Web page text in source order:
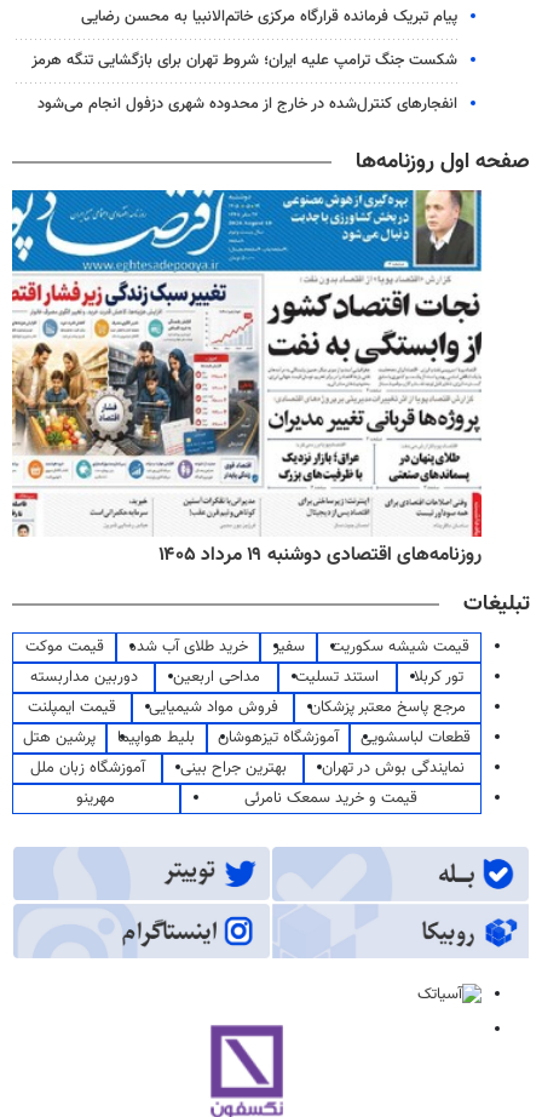
پیام تبریک فرمانده قرارگاه مرکزی خاتم‌الانبیا به محسن رضایی
شکست جنگ ترامپ علیه ایران؛ شروط تهران برای بازگشایی تنگه هرمز
انفجارهای کنترل‌شده در خارج از محدوده شهری دزفول انجام می‌شود
صفحه اول روزنامه‌ها
روزنامه‌های اقتصادی دوشنبه ۱۹ مرداد ۱۴۰۵
تبلیغات
قیمت شیشه سکوریت سفیر خرید طلای آب شده
قیمت موکت
تور کربلا
استند تسلیت مداحی اربعین
دوربین مداربسته
مرجع پاسخ معتبر پزشکان
فروش مواد شیمیایی
قیمت ایمپلنت
قطعات لباسشویی
آموزشگاه تیزهوشان بلیط هواپیما
پرشین هتل
نمایندگی بوش در تهران
بهترین جراح بینی
آموزشگاه زبان ملل
قیمت و خرید سمعک نامرئی
مهرینو